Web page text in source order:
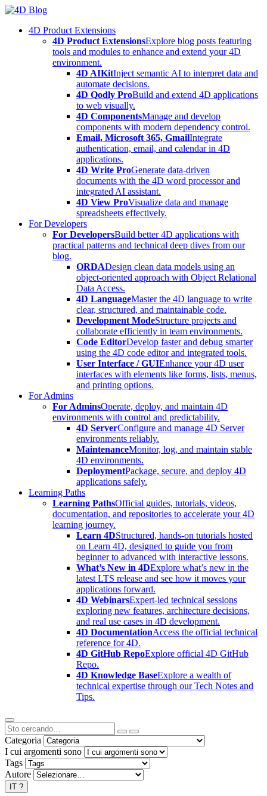
Skip
content4D Product Extensions
4D Product ExtensionsExplore blog posts featuring
tools and modules to enhance and extend your 4D
environment.
4D AIKitInject semantic AI to interpret data and
automate decisions.
4D Qodly ProBuild and extend 4D applications
to web visually.
4D ComponentsManage and develop
components with modern dependency control.
Email, Microsoft 365, GmailIntegrate
authentication, email, and calendar in 4D
applications.
4D Write ProGenerate data-driven
documents with the 4D word processor and
integrated AI assistant.
4D View ProVisualize data and manage
spreadsheets effectively.
For Developers
For DevelopersBuild better 4D applications with
practical patterns and technical deep dives from our
blog.
ORDADesign clean data models using an
object-oriented approach with Object Relational
Data Access.
4D LanguageMaster the 4D language to write
clear, structured, and maintainable code.
Development ModeStructure projects and
collaborate efficiently in team environments.
Code EditorDevelop faster and debug smarter
using the 4D code editor and integrated tools.
User Interface / GUIEnhance your 4D user
interfaces with elements like forms, lists, menus,
and printing options.
For Admins
For AdminsOperate, deploy, and maintain 4D
environments with control and predictability.
4D ServerConfigure and manage 4D Server
environments reliably.
MaintenanceMonitor, log, and maintain stable
4D environments.
DeploymentPackage, secure, and deploy 4D
applications safely.
Learning Paths
Learning PathsOfficial guides, tutorials, videos,
documentation, and repositories to accelerate your 4D
learning journey.
Learn 4DStructured, hands-on tutorials hosted
on Learn 4D, designed to guide you from
beginner to advanced with interactive lessons.
What’s New in 4DExplore what’s new in the
latest LTS release and see how it moves your
applications forward.
4D WebinarsExpert-led technical sessions
exploring new features, architecture decisions,
and real use cases in 4D development.
4D DocumentationAccess the official technical
reference for 4D.
4D GitHub RepoExplore official 4D GitHub
Repo.
4D Knowledge BaseExplore a wealth of
technical expertise through our Tech Notes and
Tips.
Categoria
I cui argomenti sono
Tags
Autore
IT ?